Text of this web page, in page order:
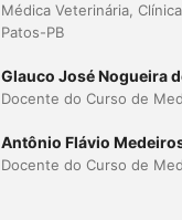
Médica Veterinária,
Patos-PB
Glauco José Nogueira
Docente do Curso de
Antônio Flávio
Docente do Curso de